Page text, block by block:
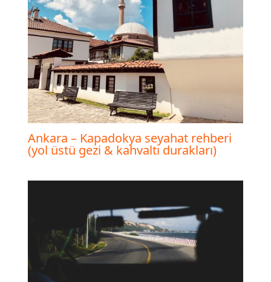
Ankara – Kapadokya seyahat rehberi
(yol üstü gezi & kahvaltı durakları)